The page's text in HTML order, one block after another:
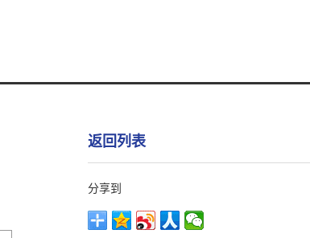
返回列表
分享到